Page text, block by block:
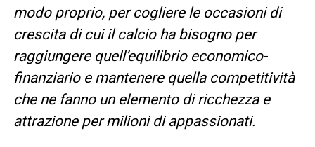
modo proprio, per cogliere le occasioni di
crescita di cui il calcio ha bisogno per
raggiungere quell’equilibrio economico-
finanziario e mantenere quella competitività
che ne fanno un elemento di ricchezza e
attrazione per milioni di appassionati.